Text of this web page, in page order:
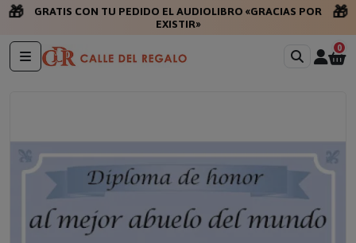
🎁
GRATIS CON TU PEDIDO EL AUDIOLIBRO «GRACIAS POR
EXISTIR»
🎁
0